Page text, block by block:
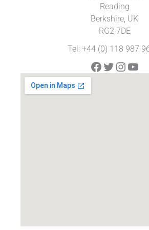
Reading
Berkshire, UK
RG2 7DE
Tel: +44 (0) 118 987
Facebook
Twitter